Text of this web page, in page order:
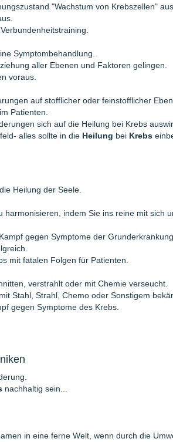
"Wachstum von Krebszellen"
Symptombehandlung.
aller Ebenen und Faktoren gelingen.
voraus.
auf stofflicher oder feinstofflicher
Patienten.
sich auf die Heilung bei Krebs
alles sollte in die Heilung bei Krebs
Heilung der Seele.
indem Sie ins reine mit sich
gegen Symptome der
mit fatalen Folgen für Patienten.
verstrahlt oder mit Chemie verseucht.
Stahl, Strahl, Chemo oder Sonstigem
gegen Symptome des Krebs.
nachhaltig sein...
in eine ferne Welt, wenn durch die